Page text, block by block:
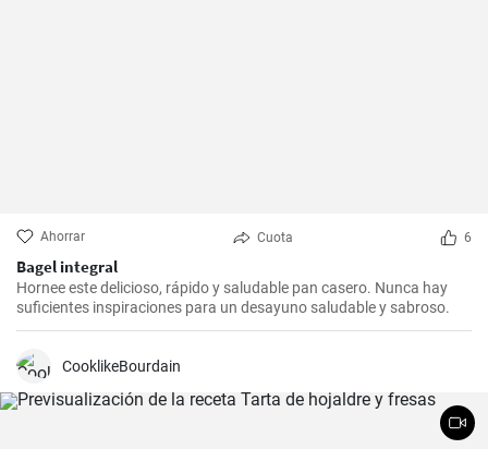
Ahorrar Cuota 6
Bagel integral
Hornee este delicioso, rápido y saludable pan casero. Nunca hay
suficientes inspiraciones para un desayuno saludable y sabroso.
CooklikeBourdain